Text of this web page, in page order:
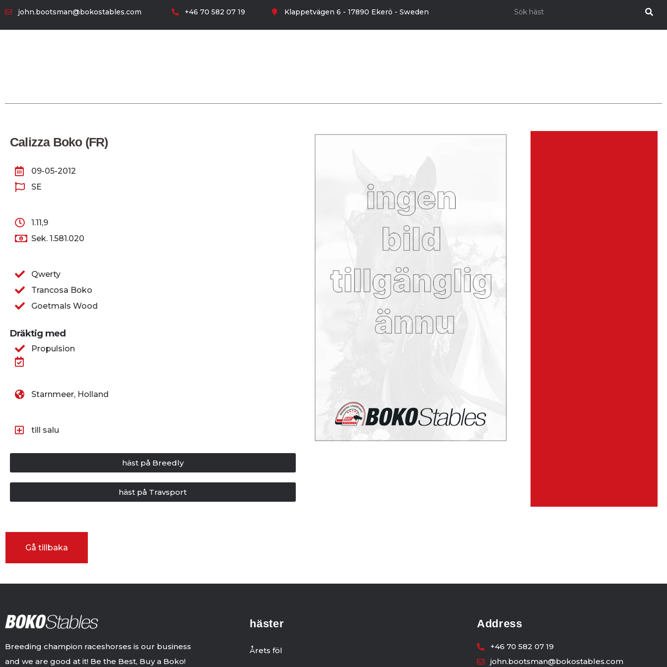
john.bootsman@bokostables.com +46 70 582 07 19 Klappetvägen 6 - 17890 Ekerö - Sweden
Calizza Boko (FR)
09-05-2012
SE
1.11,9
Sek. 1.581.020
Qwerty
Trancosa Boko
Goetmals Wood
Dräktig med
Propulsion
Starnmeer, Holland
till salu
häst på Breedly
häst på Travsport
Breeding champion raceshorses is our business
and we are good at it! Be the Best, Buy a Boko!
häster
Årets föl
Address
+46 70 582 07 19
john.bootsman@bokostables.com